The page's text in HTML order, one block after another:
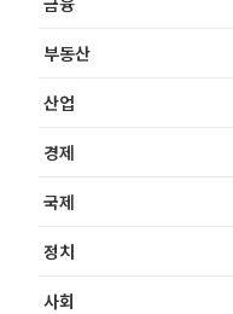
부동산
산업
경제
국제
정치
사회